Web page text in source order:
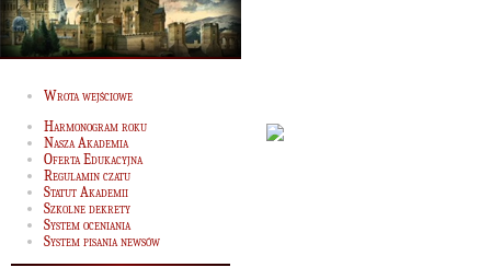
Wrota wejściowe
Harmonogram roku
Nasza Akademia
Oferta Edukacyjna
Regulamin czatu
Statut Akademii
Szkolne dekrety
System oceniania
System pisania newsów